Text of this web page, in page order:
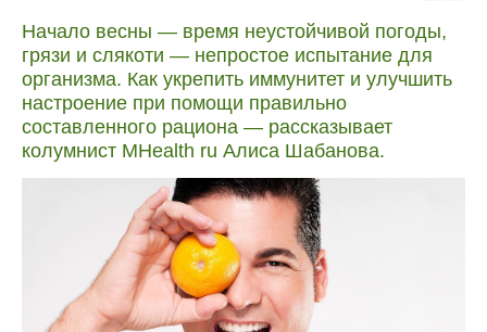
Начало весны — время неустойчивой погоды,
грязи и слякоти — непростое испытание для
организма. Как укрепить иммунитет и улучшить
настроение при помощи правильно
составленного рациона — рассказывает
колумнист MHealth ru Алиса Шабанова.